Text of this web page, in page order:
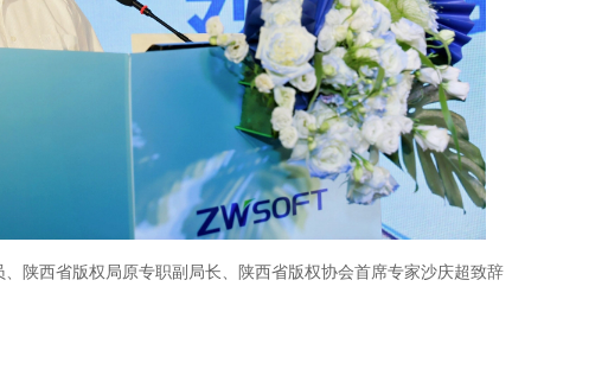
陕西省版权局原专职副局长、陕西省版权协会首席专家沙庆超致辞